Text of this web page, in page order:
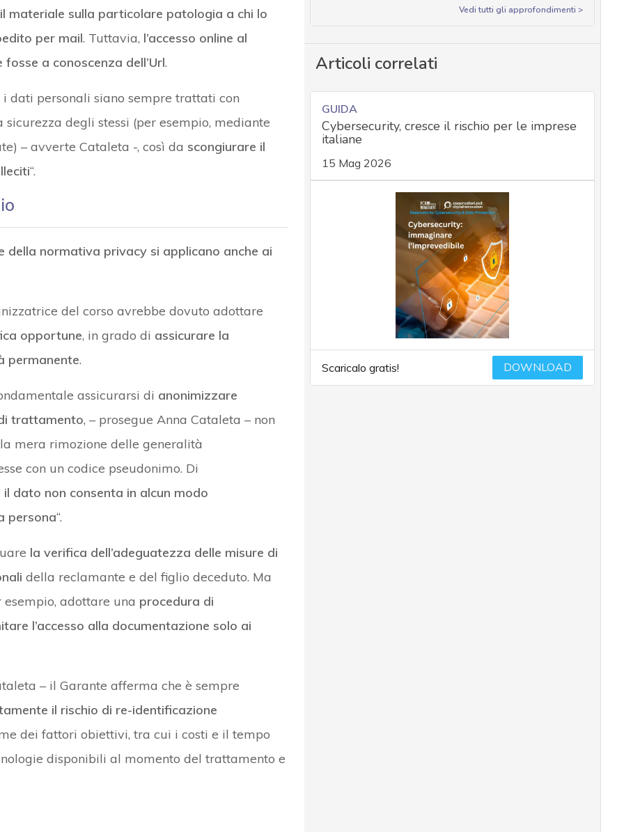
materiale sulla particolare patologia a chi lo
per mail. Tuttavia, l’accesso online al
a conoscenza dell’Url.
i dati personali siano sempre trattati con
degli stessi (per esempio, mediante
– avverte Cataleta -, così da scongiurare il
“.
della normativa privacy si applicano anche ai
del corso avrebbe dovuto adottare
opportune, in grado di assicurare la
permanente.
assicurarsi di anonimizzare
trattamento, – prosegue Anna Cataleta – non
mera rimozione delle generalità
con un codice pseudonimo. Di
il dato non consenta in alcun modo
persona“.
la verifica dell’adeguatezza delle misure di
della reclamante e del figlio deceduto. Ma
adottare una procedura di
l’accesso alla documentazione solo ai
– il Garante afferma che è sempre
il rischio di re-identificazione
dei fattori obiettivi, tra cui i costi e il tempo
disponibili al momento del trattamento e
Vedi tutti gli approfondimenti >
Articoli correlati
GUIDA
Cybersecurity, cresce il rischio per le imprese
italiane
15 Mag 2026
Scaricalo gratis! DOWNLOAD